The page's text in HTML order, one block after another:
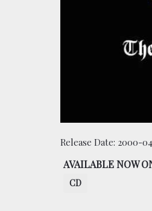
Release Date: 2000-
AVAILABLE NOW
CD